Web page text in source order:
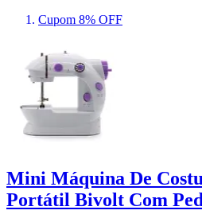
Cupom 8% OFF
Mini Máquina De
Portátil Bivolt Com